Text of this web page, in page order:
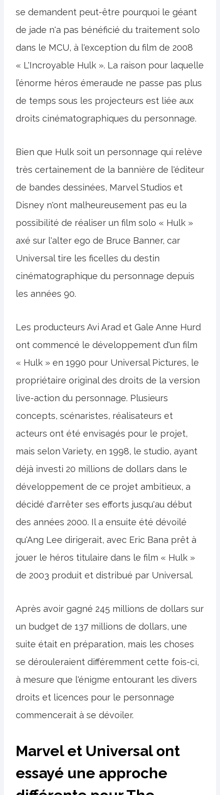
se demandent peut-être pourquoi le géant
de jade n'a pas bénéficié du traitement solo
dans le MCU, à l'exception du film de 2008
« L'Incroyable Hulk ». La raison pour laquelle
l’énorme héros émeraude ne passe pas plus
de temps sous les projecteurs est liée aux
droits cinématographiques du personnage.
Bien que Hulk soit un personnage qui relève
très certainement de la bannière de l'éditeur
de bandes dessinées, Marvel Studios et
Disney n'ont malheureusement pas eu la
possibilité de réaliser un film solo « Hulk »
axé sur l'alter ego de Bruce Banner, car
Universal tire les ficelles du destin
cinématographique du personnage depuis
les années 90.
Les producteurs Avi Arad et Gale Anne Hurd
ont commencé le développement d'un film
« Hulk » en 1990 pour Universal Pictures, le
propriétaire original des droits de la version
live-action du personnage. Plusieurs
concepts, scénaristes, réalisateurs et
acteurs ont été envisagés pour le projet,
mais selon Variety, en 1998, le studio, ayant
déjà investi 20 millions de dollars dans le
développement de ce projet ambitieux, a
décidé d'arrêter ses efforts jusqu'au début
des années 2000. Il a ensuite été dévoilé
qu'Ang Lee dirigerait, avec Eric Bana prêt à
jouer le héros titulaire dans le film « Hulk »
de 2003 produit et distribué par Universal.
Après avoir gagné 245 millions de dollars sur
un budget de 137 millions de dollars, une
suite était en préparation, mais les choses
se dérouleraient différemment cette fois-ci,
à mesure que l'énigme entourant les divers
droits et licences pour le personnage
commencerait à se dévoiler.
Marvel et Universal ont
essayé une approche